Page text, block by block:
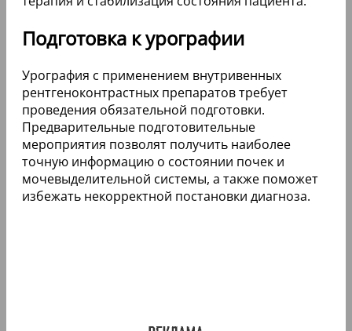
Подготовка к урографии
Урография с применением внутривенных
рентгеноконтрастных препаратов требует
проведения обязательной подготовки.
Предварительные подготовительные
мероприятия позволят получить наиболее
точную информацию о состоянии почек и
мочевыделительной системы, а также поможет
избежать некорректной постановки диагноза.